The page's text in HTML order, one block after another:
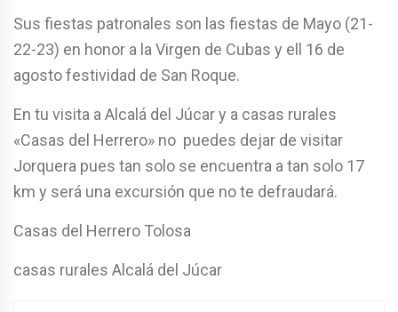
Sus fiestas patronales son las fiestas de Mayo (21-
22-23) en honor a la Virgen de Cubas y ell 16 de
agosto festividad de San Roque.
En tu visita a Alcalá del Júcar y a casas rurales
«Casas del Herrero» no puedes dejar de visitar
Jorquera pues tan solo se encuentra a tan solo 17
km y será una excursión que no te defraudará.
Casas del Herrero Tolosa
casas rurales Alcalá del Júcar